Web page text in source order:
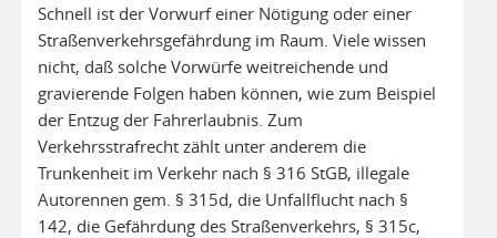
Schnell ist der Vorwurf einer Nötigung oder einer
Straßenverkehrsgefährdung im Raum. Viele wissen
nicht, daß solche Vorwürfe weitreichende und
gravierende Folgen haben können, wie zum Beispiel
der Entzug der Fahrerlaubnis. Zum
Verkehrsstrafrecht zählt unter anderem die
Trunkenheit im Verkehr nach § 316 StGB, illegale
Autorennen gem. § 315d, die Unfallflucht nach §
142, die Gefährdung des Straßenverkehrs, § 315c,